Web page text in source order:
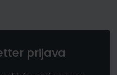
prijava